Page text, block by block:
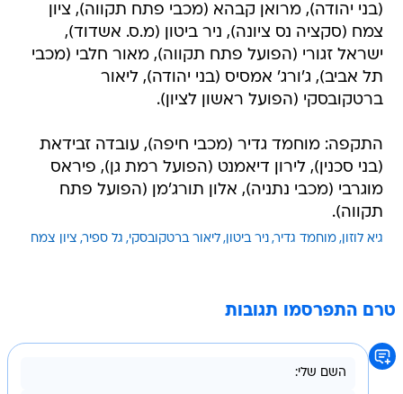
(בני יהודה), מרואן קבהא (מכבי פתח תקווה), ציון
צמח (סקציה נס ציונה), ניר ביטון (מ.ס. אשדוד),
ישראל זגורי (הפועל פתח תקווה), מאור חלבי (מכבי
תל אביב), ג'ורג' אמסיס (בני יהודה), ליאור
ברטקובסקי (הפועל ראשון לציון).
התקפה: מוחמד גדיר (מכבי חיפה), עובדה זבידאת
(בני סכנין), לירון דיאמנט (הפועל רמת גן), פיראס
מוגרבי (מכבי נתניה), אלון תורג'מן (הפועל פתח
תקווה).
גיא לוזון מוחמד גדיר ניר ביטון ליאור ברטקובסקי גל ספיר ציון צמח
טרם התפרסמו תגובות